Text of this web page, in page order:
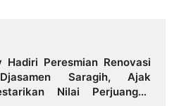
Hadiri Peresmian Renovasi
Saragih, Ajak
Nilai Perjuangan